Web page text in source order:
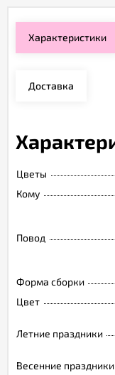
Характеристики
Доставка
Цветы
Кому
Повод
Форма сборки
Цвет
Летние праздники
Весенние праздники